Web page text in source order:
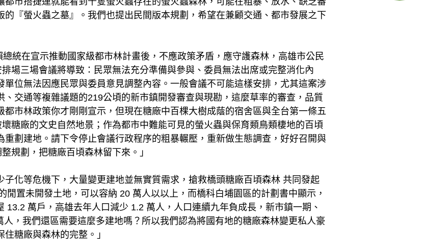
『螢火蟲之墓』。我們也提出民間版本規劃，希望在兼顧交通、都市發展之下
統在宣示推動國家級都市林計畫後，不應政策矛盾，應守護森林，高雄市公民
場三場會議將導致：民眾無法充分準備與參與、委員無法出席或完整消化內
位無法因應民眾與委員意見調整內容。一般會議不可能這樣安排，尤其這案涉
交通等複雜議題的219公頃的新市鎮開發審查與現勘，這麼草率的審查，品質
市林政策你才剛剛宣示，但現在糖廠中百棵大樹成蔭的宿舍區與全台第一條五
糖廠的文史自然地景；作為都市中難能可見的螢火蟲與保育類鳥類棲地的百頃
劃建地。請下令停止會議行政程序的粗暴輾壓，重新做生態調查，好好召開與
規劃，把糖廠百頃森林留下來。」
化等危機下，大量變更建地並無實質需求，搶救橋頭糖廠百頃森林 共同發起
閒置未開發土地，可以容納 20 萬人以以上，而橋科白埔園區的計劃書中顯示，
13.2 萬戶，高雄去年人口減少 1.2 萬人，人口連續九年負成長，新市鎮一期、
，我們還區需要這麼多建地嗎？所以我們認為將國有地的糖廠森林變更私人豪
糖廠與森林的完整。」